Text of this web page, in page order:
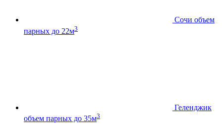
Сочи объем
парных до 22м3
Геленджик
объем парных до 35м3